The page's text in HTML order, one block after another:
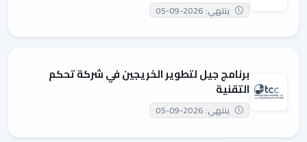
ينتهي: 2026-09-05
برنامج جيل لتطوير الخريجين في شركة تحكم
التقنية
ينتهي: 2026-09-05